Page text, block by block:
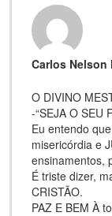
Carlos Nelson
O DIVINO
-“SEJA O SEU
Eu entendo
misericórdia e
ensinamentos,
É triste dizer,
CRISTÃO.
PAZ E BEM À